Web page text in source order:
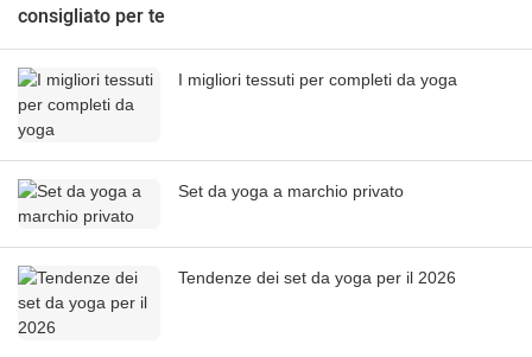
consigliato per te
I migliori tessuti per completi da yoga
Set da yoga a marchio privato
Tendenze dei set da yoga per il 2026